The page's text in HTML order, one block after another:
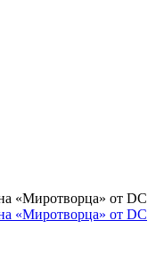
«Миротворца» от DC
«Миротворца» от DC